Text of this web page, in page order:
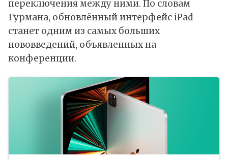
переключения между ними. По словам
Гурмана, обновлённый интерфейс iPad
станет одним из самых больших
нововведений, объявленных на
конференции.